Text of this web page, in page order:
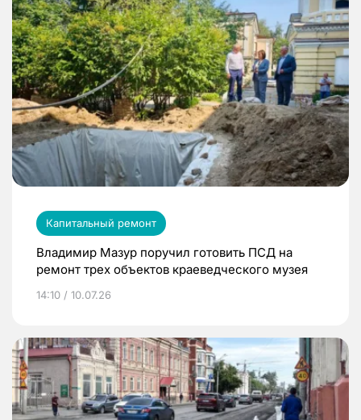
Капитальный ремонт
Владимир Мазур поручил готовить ПСД на
ремонт трех объектов краеведческого музея
14:10 / 10.07.26